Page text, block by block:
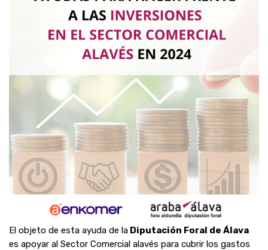
El objeto de esta ayuda de la Diputación Foral de Álava
es apoyar al Sector Comercial alavés para cubrir los gastos